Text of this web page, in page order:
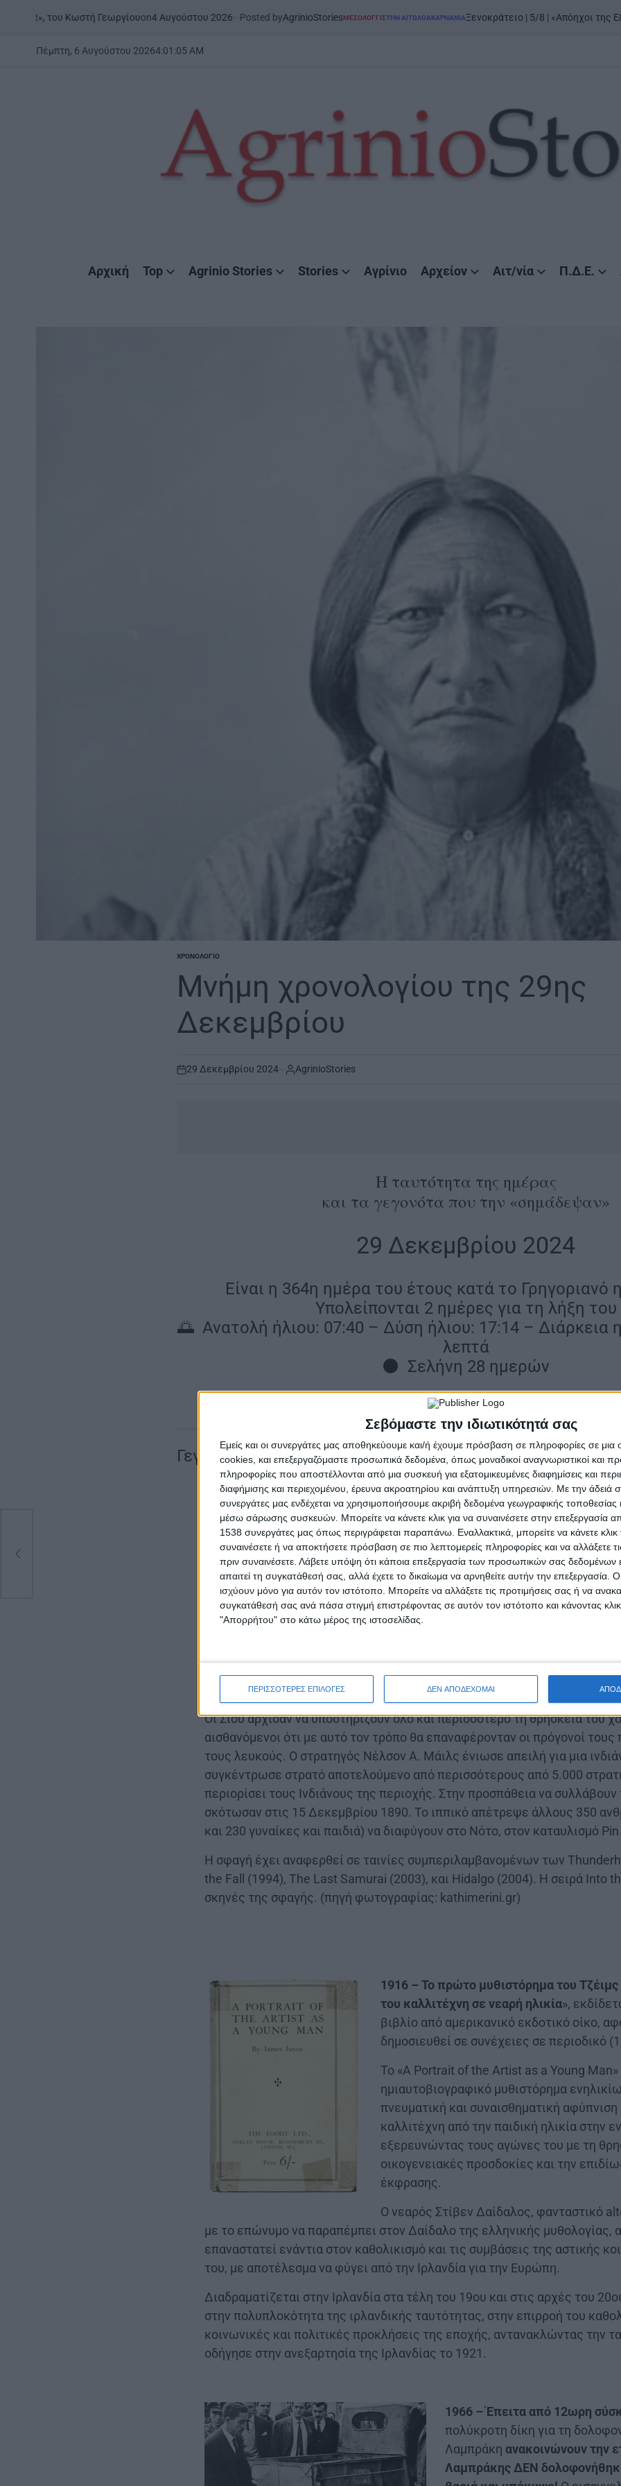
Σεβόμαστε την ιδιωτικότητά σας
Εμείς και οι συνεργάτες μας αποθηκεύουμε και/ή έχουμε πρόσβαση σε πληροφορίες σε
cookies, και επεξεργαζόμαστε προσωπικά δεδομένα, όπως μοναδικοί αναγνωριστικοί και
πληροφορίες που αποστέλλονται από μια συσκευή για εξατομικευμένες διαφημίσεις και
διαφήμισης και περιεχομένου, έρευνα ακροατηρίου και ανάπτυξη υπηρεσιών. Με την άδειά
συνεργάτες μας ενδέχεται να χρησιμοποιήσουμε ακριβή δεδομένα γεωγραφικής τοποθεσίας
μέσω σάρωσης συσκευών. Μπορείτε να κάνετε κλικ για να συναινέσετε στην επεξεργασία
1538 συνεργάτες μας όπως περιγράφεται παραπάνω. Εναλλακτικά, μπορείτε να κάνετε κλικ
συναινέσετε ή να αποκτήσετε πρόσβαση σε πιο λεπτομερείς πληροφορίες και να αλλάξετε
πριν συναινέσετε. Λάβετε υπόψη ότι κάποια επεξεργασία των προσωπικών σας δεδομένων
απαιτεί τη συγκατάθεσή σας, αλλά έχετε το δικαίωμα να αρνηθείτε αυτήν την επεξεργασία.
ισχύουν μόνο για αυτόν τον ιστότοπο. Μπορείτε να αλλάξετε τις προτιμήσεις σας ή να
συγκατάθεσή σας ανά πάσα στιγμή επιστρέφοντας σε αυτόν τον ιστότοπο και κάνοντας
"Απορρήτου" στο κάτω μέρος της ιστοσελίδας.
ΠΕΡΙΣΣΟΤΕΡΕΣ ΕΠΙΛΟΓΕΣ ΔΕΝ ΑΠΟΔΕΧΟΜΑΙ
Κωστή Γεωργίουon4 Αυγούστου 2026 Posted byAgrinioStoriesPOSTED
ΜΕΣΟΛΌΓΓΙΣΤΗΝ ΑΙΤΩΛΟΑΚΑΡΝΑΝΊΑΞενοκράτειο | 5/8 | «Απόηχοι της Εξόδου»:
Πέμπτη, 6 Αυγούστου 20264:01 :06 AM
Αρχική Top Agrinio Stories Stories Αγρίνιο Αρχείον Αιτ/νία Π.Δ.Ε.
POSTED
ΧΡΟΝΟΛΌΓΙΟ
Μνήμη χρονολογίου της 29ης
Δεκεμβρίου
on
29 Δεκεμβρίου 2024 AgrinioStories
Η ταυτότητα της ημέρας
και τα γεγονότα που την «σημάδεψαν»
29 Δεκεμβρίου 2024
Είναι η 364η ημέρα του έτους κατά το Γρηγοριανό
Υπολείπονται 2 ημέρες για τη λήξη του
🌅 Ανατολή ήλιου: 07:40 – Δύση ήλιου: 17:14 – Διάρκεια
λεπτά
🌑 Σελήνη 28 ημερών
Χρόνια πολλά στον Βενιαμίν
Γεγονότα
1890 – Σφαγή του
Λακότα σκοτώνονται σε
7ο σύνταγμα ιππικού των
Συνέβη στις 29 Δεκεμβρίου
Πληγωμένου Γονάτου
στο στρατόπεδο Pine Ridge
Νότια Ντακότα, ανάμεσα στη
Οι Σιού άρχισαν να υποστηρίζουν όλο και περισσότερο τη θρησκεία του
αισθανόμενοι ότι με αυτό τον τρόπο θα επαναφέρονταν οι πρόγονοί
τους λευκούς. Ο στρατηγός Νέλσον Α. Μάιλς ένιωσε απειλή για μια
συγκέντρωσε στρατό αποτελούμενο από περισσότερους από 5.000
περιορίσει τους Ινδιάνους της περιοχής. Στην προσπάθεια να
σκότωσαν στις 15 Δεκεμβρίου 1890. Το ιππικό απέτρεψε άλλους 350
και 230 γυναίκες και παιδιά) να διαφύγουν στο Νότο, στον καταυλισμό
Η σφαγή έχει αναφερθεί σε ταινίες συμπεριλαμβανομένων των
the Fall (1994), The Last Samurai (2003), και Hidalgo (2004). Η σειρά Into
σκηνές της σφαγής. (πηγή φωτογραφίας: kathimerini.gr)
1916 – Το πρώτο μυθιστόρημα του Τζέιμς
του καλλιτέχνη σε νεαρή ηλικία»,
βιβλίο από αμερικανικό εκδοτικό οίκο,
δημοσιευθεί σε συνέχειες σε περιοδικό
Το «A Portrait of the Artist as a Young Man»
ημιαυτοβιογραφικό μυθιστόρημα
πνευματική και συναισθηματική
καλλιτέχνη από την παιδική ηλικία στην
εξερευνώντας τους αγώνες του με τη
οικογενειακές προσδοκίες και την
έκφρασης.
Ο νεαρός Στίβεν Δαίδαλος, φανταστικό
με το επώνυμο να παραπέμπει στον Δαίδαλο της ελληνικής μυθολογίας,
επαναστατεί ενάντια στον καθολικισμό και τις συμβάσεις της αστικής
του, με αποτέλεσμα να φύγει από την Ιρλανδία για την Ευρώπη.
Διαδραματίζεται στην Ιρλανδία στα τέλη του 19ου και στις αρχές του
στην πολυπλοκότητα της ιρλανδικής ταυτότητας, στην επιρροή του
κοινωνικές και πολιτικές προκλήσεις της εποχής, αντανακλώντας την
οδήγησε στην ανεξαρτησία της Ιρλανδίας το 1921.
1966 – Έπειτα από 12ωρη
πολύκροτη δίκη για τη
Λαμπράκη ανακοινώνουν την
Λαμπράκης ΔΕΝ